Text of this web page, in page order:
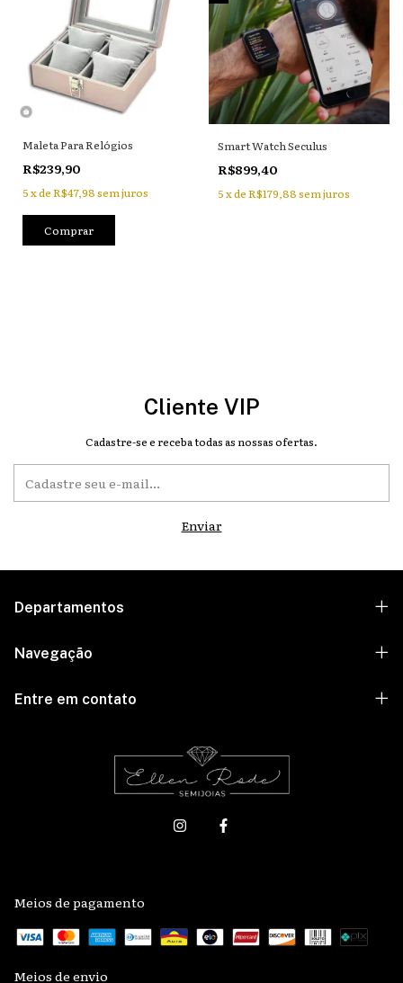
Maleta Para Relógios
R$239,90
5xdeR$47,98sem juros
Smart Watch Seculus
R$899,40
5xdeR$179,88sem juros
Cliente VIP
Cadastre-se e receba todas as nossas ofertas.
Departamentos
Navegação
Entre em contato
Meios de pagamento
Meios de envio